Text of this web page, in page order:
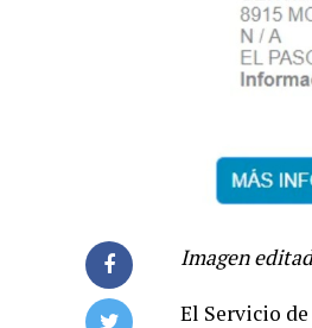
Imagen
El Servicio